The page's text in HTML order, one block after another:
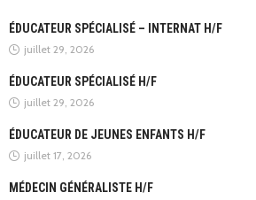
ÉDUCATEUR SPÉCIALISÉ – INTERNAT H/F
juillet 29, 2026
ÉDUCATEUR SPÉCIALISÉ H/F
juillet 29, 2026
ÉDUCATEUR DE JEUNES ENFANTS H/F
juillet 17, 2026
MÉDECIN GÉNÉRALISTE H/F